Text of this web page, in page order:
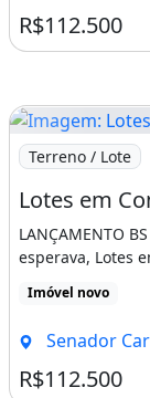
R$112.500
Imagem: Lotes
Terreno / Lote
LANÇAMENTO
esperava, Lotes
Imóvel novo
Senador
R$112.500